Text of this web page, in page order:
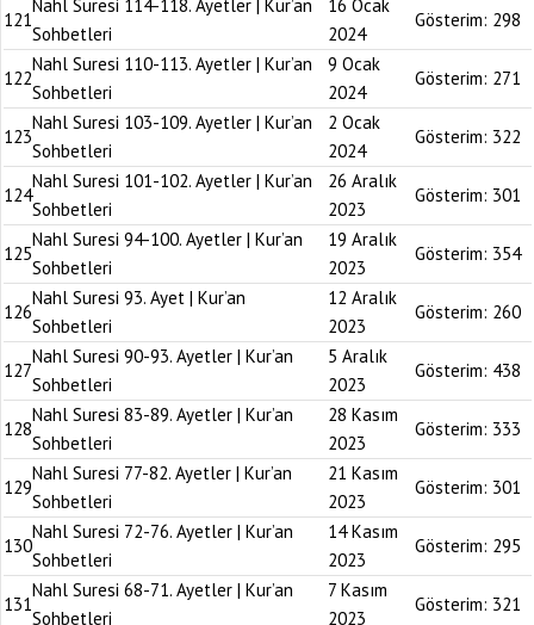
121
Nahl Suresi 114-118. Ayetler | Kur’an
Sohbetleri
16 Ocak
2024
Gösterim: 298
122
Nahl Suresi 110-113. Ayetler | Kur’an
Sohbetleri
9 Ocak
2024
Gösterim: 271
123
Nahl Suresi 103-109. Ayetler | Kur’an
Sohbetleri
2 Ocak
2024
Gösterim: 322
124
Nahl Suresi 101-102. Ayetler | Kur’an
Sohbetleri
26 Aralık
2023
Gösterim: 301
125
Nahl Suresi 94-100. Ayetler | Kur’an
Sohbetleri
19 Aralık
2023
Gösterim: 354
126
Nahl Suresi 93. Ayet | Kur’an
Sohbetleri
12 Aralık
2023
Gösterim: 260
127
Nahl Suresi 90-93. Ayetler | Kur’an
Sohbetleri
5 Aralık
2023
Gösterim: 438
128
Nahl Suresi 83-89. Ayetler | Kur’an
Sohbetleri
28 Kasım
2023
Gösterim: 333
129
Nahl Suresi 77-82. Ayetler | Kur’an
Sohbetleri
21 Kasım
2023
Gösterim: 301
130
Nahl Suresi 72-76. Ayetler | Kur’an
Sohbetleri
14 Kasım
2023
Gösterim: 295
131
Nahl Suresi 68-71. Ayetler | Kur’an
Sohbetleri
7 Kasım
2023
Gösterim: 321